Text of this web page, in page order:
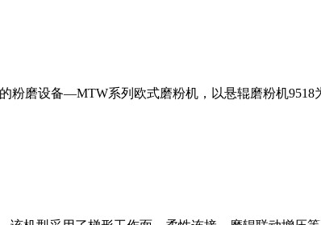
磨设备—MTW系列欧式磨粉机，以悬辊磨粉机